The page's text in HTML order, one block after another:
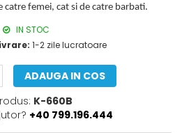
catre femei, cat si de catre barbati.
IN STOC
1-2 zile lucratoare
ADAUGA IN COS
K-660B
+40 799.196.444